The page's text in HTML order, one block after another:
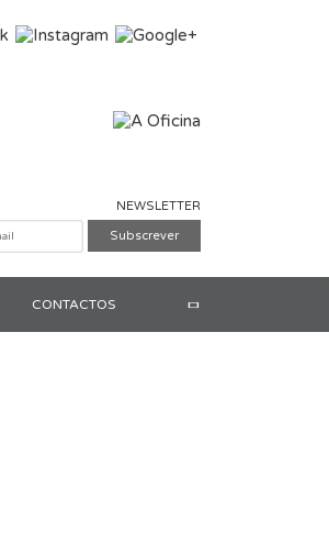
NEWSLETTER
CONTACTOS Pesquisar